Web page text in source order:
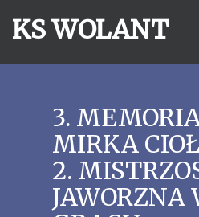
KS WOLANT
3.
MIRKA
2.
JAWORZNA